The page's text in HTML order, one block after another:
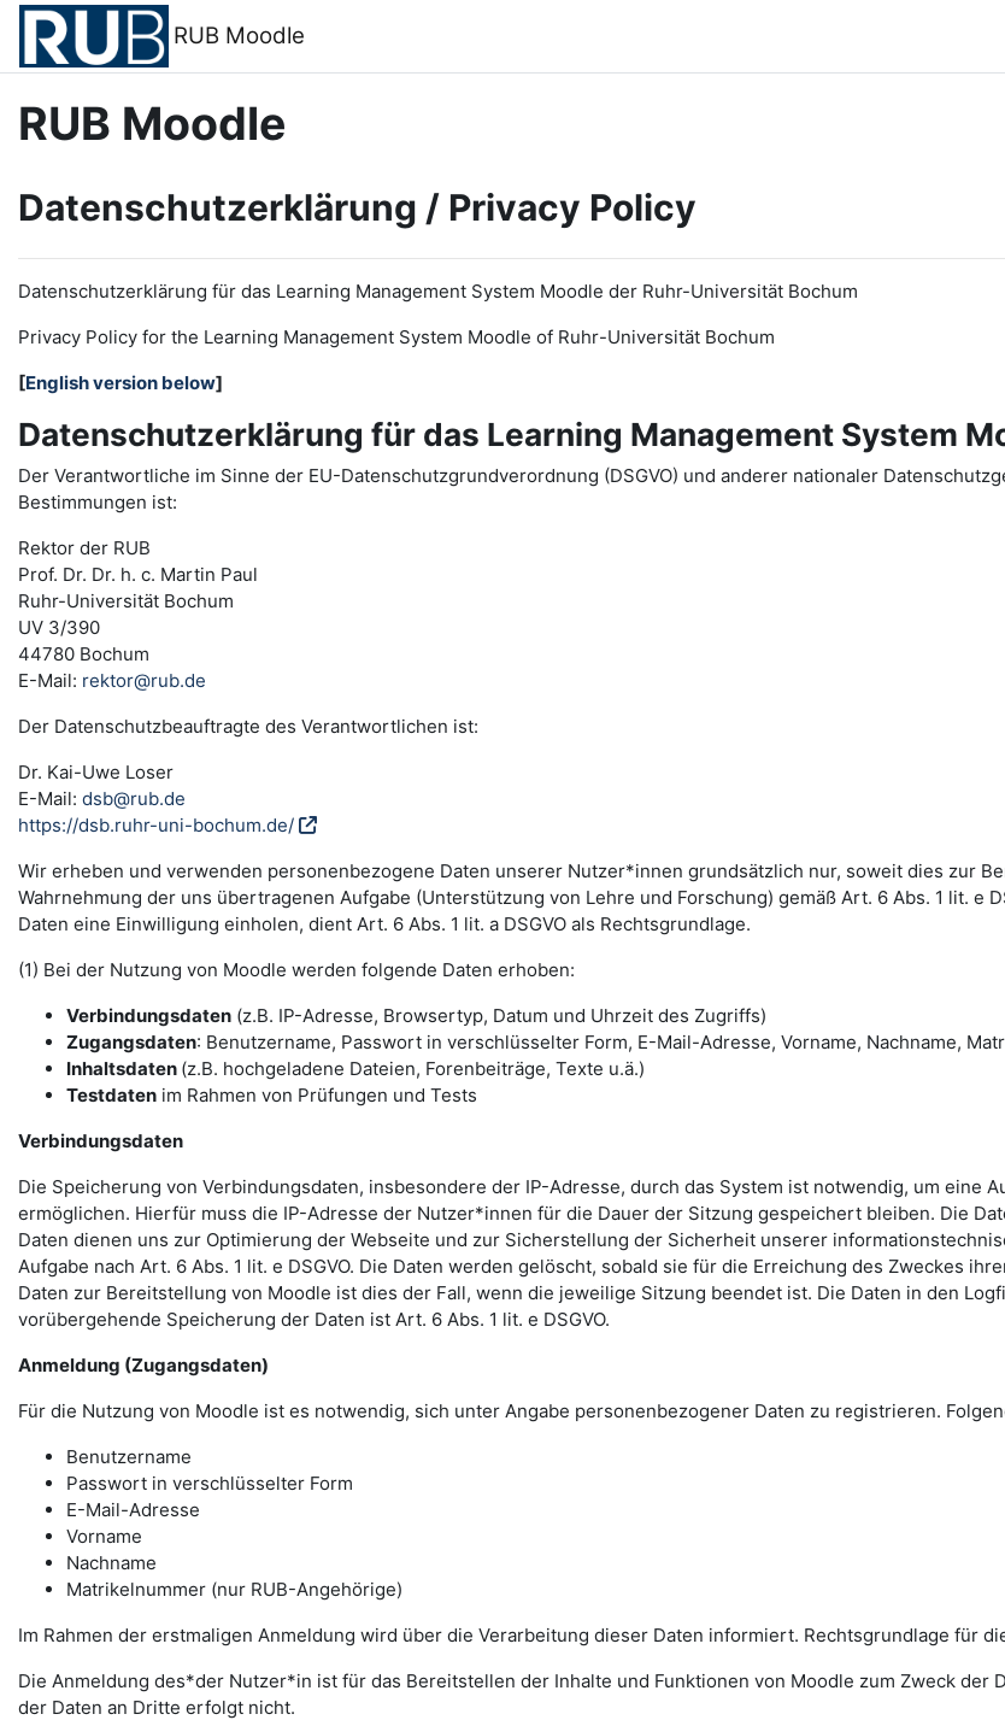
Zum Hauptinhalt
RUB Moodle
RUB Moodle
Datenschutzerklärung / Privacy Policy
Datenschutzerklärung für das Learning Management System Moodle der Ruhr-Universität Bochum
Privacy Policy for the Learning Management System Moodle of Ruhr-Universität Bochum
[English version below]
Datenschutzerklärung für das Learning Management System
Der Verantwortliche im Sinne der EU-Datenschutzgrundverordnung (DSGVO) und anderer nationaler
Bestimmungen ist:
Rektor der RUB
Prof. Dr. Dr. h. c. Martin Paul
Ruhr-Universität Bochum
UV 3/390
44780 Bochum
E-Mail: rektor@rub.de
Der Datenschutzbeauftragte des Verantwortlichen ist:
Dr. Kai-Uwe Loser
E-Mail: dsb@rub.de
https://dsb.ruhr-uni-bochum.de/
Wir erheben und verwenden personenbezogene Daten unserer Nutzer*innen grundsätzlich nur, soweit dies zur
Wahrnehmung der uns übertragenen Aufgabe (Unterstützung von Lehre und Forschung) gemäß Art. 6 Abs. 1 lit. e
Daten eine Einwilligung einholen, dient Art. 6 Abs. 1 lit. a DSGVO als Rechtsgrundlage.
(1) Bei der Nutzung von Moodle werden folgende Daten erhoben:
Verbindungsdaten (z.B. IP-Adresse, Browsertyp, Datum und Uhrzeit des Zugriffs)
Zugangsdaten: Benutzername, Passwort in verschlüsselter Form, E-Mail-Adresse, Vorname, Nachname,
Inhaltsdaten (z.B. hochgeladene Dateien, Forenbeiträge, Texte u.ä.)
Testdaten im Rahmen von Prüfungen und Tests
Verbindungsdaten
Die Speicherung von Verbindungsdaten, insbesondere der IP-Adresse, durch das System ist notwendig, um eine
ermöglichen. Hierfür muss die IP-Adresse der Nutzer*innen für die Dauer der Sitzung gespeichert bleiben. Die
Daten dienen uns zur Optimierung der Webseite und zur Sicherstellung der Sicherheit unserer
Aufgabe nach Art. 6 Abs. 1 lit. e DSGVO. Die Daten werden gelöscht, sobald sie für die Erreichung des Zweckes
Daten zur Bereitstellung von Moodle ist dies der Fall, wenn die jeweilige Sitzung beendet ist. Die Daten in den
vorübergehende Speicherung der Daten ist Art. 6 Abs. 1 lit. e DSGVO.
Anmeldung (Zugangsdaten)
Für die Nutzung von Moodle ist es notwendig, sich unter Angabe personenbezogener Daten zu registrieren.
Benutzername
Passwort in verschlüsselter Form
E-Mail-Adresse
Vorname
Nachname
Matrikelnummer (nur RUB-Angehörige)
Im Rahmen der erstmaligen Anmeldung wird über die Verarbeitung dieser Daten informiert. Rechtsgrundlage für
Die Anmeldung des*der Nutzer*in ist für das Bereitstellen der Inhalte und Funktionen von Moodle zum Zweck
der Daten an Dritte erfolgt nicht.